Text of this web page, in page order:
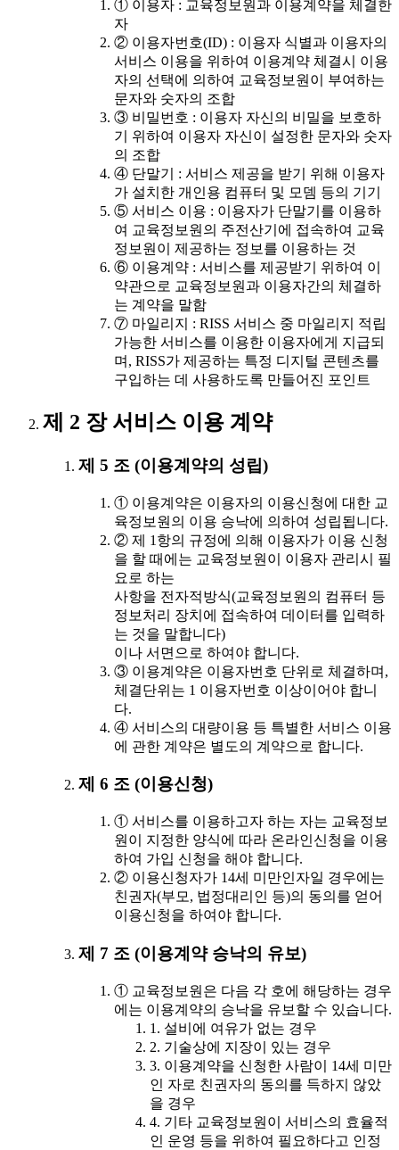
① 이용자 : 교육정보원과 이용계약을 체결한
자
② 이용자번호(ID) : 이용자 식별과 이용자의
서비스 이용을 위하여 이용계약 체결시 이용
자의 선택에 의하여 교육정보원이 부여하는
문자와 숫자의 조합
③ 비밀번호 : 이용자 자신의 비밀을 보호하
기 위하여 이용자 자신이 설정한 문자와 숫자
의 조합
④ 단말기 : 서비스 제공을 받기 위해 이용자
가 설치한 개인용 컴퓨터 및 모뎀 등의 기기
⑤ 서비스 이용 : 이용자가 단말기를 이용하
여 교육정보원의 주전산기에 접속하여 교육
정보원이 제공하는 정보를 이용하는 것
⑥ 이용계약 : 서비스를 제공받기 위하여 이
약관으로 교육정보원과 이용자간의 체결하
는 계약을 말함
⑦ 마일리지 : RISS 서비스 중 마일리지 적립
가능한 서비스를 이용한 이용자에게 지급되
며, RISS가 제공하는 특정 디지털 콘텐츠를
구입하는 데 사용하도록 만들어진 포인트
제 2 장 서비스 이용 계약
제 5 조 (이용계약의 성립)
① 이용계약은 이용자의 이용신청에 대한 교
육정보원의 이용 승낙에 의하여 성립됩니다.
② 제 1항의 규정에 의해 이용자가 이용 신청
을 할 때에는 교육정보원이 이용자 관리시 필
요로 하는
사항을 전자적방식(교육정보원의 컴퓨터 등
정보처리 장치에 접속하여 데이터를 입력하
는 것을 말합니다)
이나 서면으로 하여야 합니다.
③ 이용계약은 이용자번호 단위로 체결하며,
체결단위는 1 이용자번호 이상이어야 합니
다.
④ 서비스의 대량이용 등 특별한 서비스 이용
에 관한 계약은 별도의 계약으로 합니다.
제 6 조 (이용신청)
① 서비스를 이용하고자 하는 자는 교육정보
원이 지정한 양식에 따라 온라인신청을 이용
하여 가입 신청을 해야 합니다.
② 이용신청자가 14세 미만인자일 경우에는
친권자(부모, 법정대리인 등)의 동의를 얻어
이용신청을 하여야 합니다.
제 7 조 (이용계약 승낙의 유보)
① 교육정보원은 다음 각 호에 해당하는 경우
에는 이용계약의 승낙을 유보할 수 있습니다.
1. 설비에 여유가 없는 경우
2. 기술상에 지장이 있는 경우
3. 이용계약을 신청한 사람이 14세 미만
인 자로 친권자의 동의를 득하지 않았
을 경우
4. 기타 교육정보원이 서비스의 효율적
인 운영 등을 위하여 필요하다고 인정